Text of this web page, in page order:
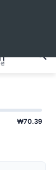
₩70.39